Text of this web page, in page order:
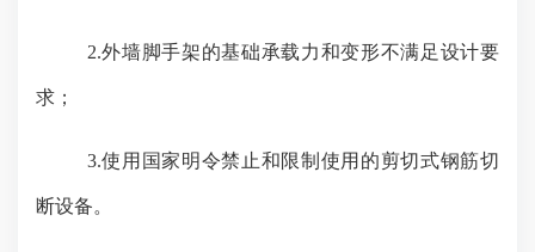
2.外墙脚手架的基础承载力和变形不满足设计要
求；
3.使用国家明令禁止和限制使用的剪切式钢筋切
断设备。